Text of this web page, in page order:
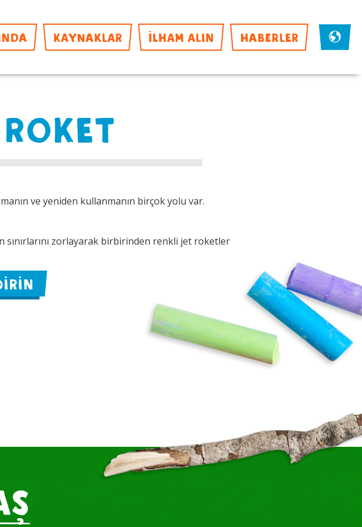
KAYNAKLAR İLHAM ALIN HABERLER
ve yeniden kullanmanın birçok yolu var.
zorlayarak birbirinden renkli jet roketler